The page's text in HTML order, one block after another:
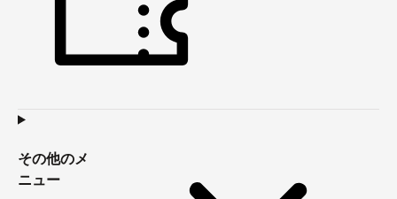
その他のメ
ニュー